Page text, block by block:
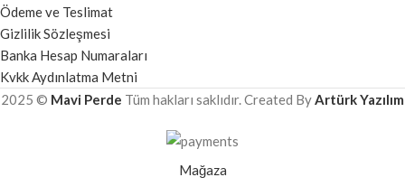
Ödeme ve Teslimat
Gizlilik Sözleşmesi
Banka Hesap Numaraları
Kvkk Aydınlatma Metni
2025 © Mavi Perde Tüm hakları saklıdır. Created ByArtürk Yazılım
Mağaza